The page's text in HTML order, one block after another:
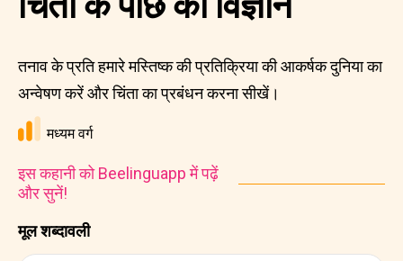
मूल शब्दावली
तनाव के प्रति हमारे मस्तिष्क की प्रतिक्रिया की आकर्षक दुनिया का
अन्वेषण करें और चिंता का प्रबंधन करना सीखें।
मध्यम वर्ग
इस कहानी को Beelinguapp में पढ़ें
और सुनें!